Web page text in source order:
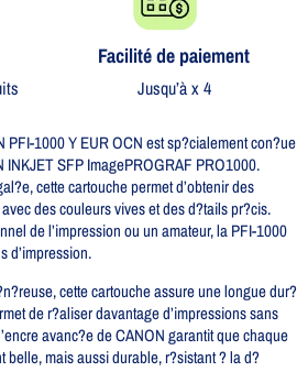
Facilité de paiement
Jusqu’à x 4
PFI-1000 Y EUR OCN est sp?cialement con?ue
INKJET SFP ImagePROGRAF PRO1000.
cette cartouche permet d’obtenir des
avec des couleurs vives et des d?tails pr?cis.
de l’impression ou un amateur, la PFI-1000
d’impression.
cette cartouche assure une longue dur?
de r?aliser davantage d’impressions sans
avanc?e de CANON garantit que chaque
belle, mais aussi durable, r?sistant ? la d?